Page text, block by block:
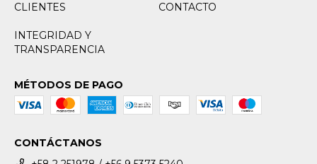
CLIENTES CONTACTO
INTEGRIDAD Y
TRANSPARENCIA
MÉTODOS DE PAGO
CONTÁCTANOS